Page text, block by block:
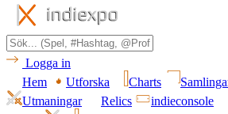
Logga in
Hem
Utforska Charts
Utmaningar
Relics indieconsole